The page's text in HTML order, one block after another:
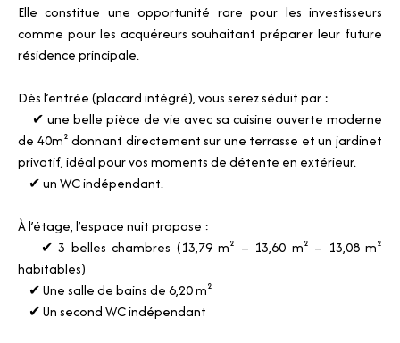
Elle constitue une opportunité rare pour les investisseurs
comme pour les acquéreurs souhaitant préparer leur future
résidence principale.
Dès l’entrée (placard intégré), vous serez séduit par :
✔ une belle pièce de vie avec sa cuisine ouverte moderne
de 40m² donnant directement sur une terrasse et un jardinet
privatif, idéal pour vos moments de détente en extérieur.
✔ un WC indépendant.
À l’étage, l’espace nuit propose :
✔ 3 belles chambres (13,79 m² – 13,60 m² – 13,08 m²
habitables)
✔ Une salle de bains de 6,20 m²
✔ Un second WC indépendant